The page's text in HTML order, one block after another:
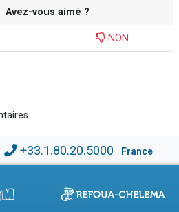
Avez-vous aimé ?
NON
+33.1.80.20.5000 France